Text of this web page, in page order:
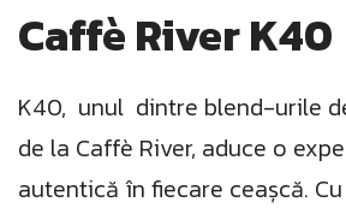
Caffè River K40
K40, unul dintre blend-urile
de la Caffè River, aduce o
autentică în fiecare ceașcă.